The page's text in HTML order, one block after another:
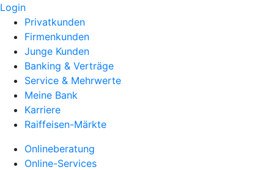
Login
Privatkunden
Firmenkunden
Junge Kunden
Banking & Verträge
Service & Mehrwerte
Meine Bank
Karriere
Raiffeisen-Märkte
Onlineberatung
Online-Services